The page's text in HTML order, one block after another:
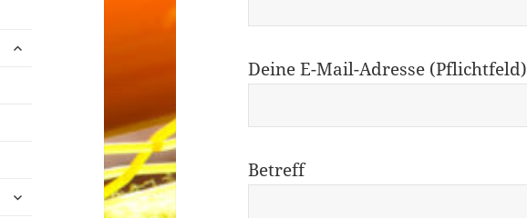
untermenü
untermenü
Deine E-Mail-Adresse (Pflichtfeld)
Betreff